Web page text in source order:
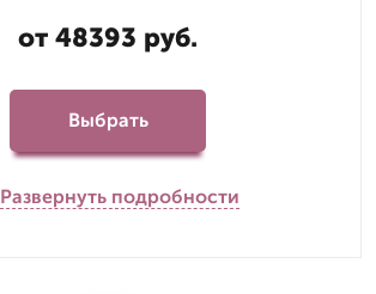
от 48393 руб.
Выбрать
Развернуть подробности